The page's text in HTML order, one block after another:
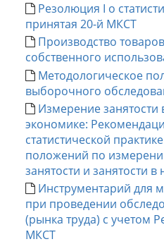
Резолюция I о
принятая 20-й МКСТ
Производство
собственного
Методологическое
выборочного
Измерение
экономике:
статистической
положений по
занятости и занятости
Инструментарий для
при проведении
(рынка труда) с учетом
МКСТ